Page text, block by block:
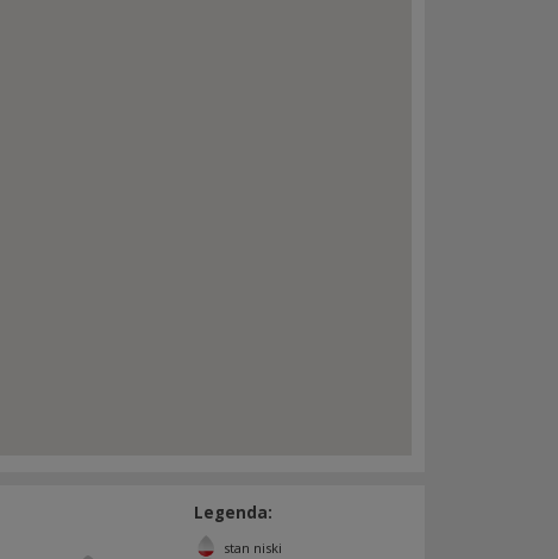
Legenda:
stan niski